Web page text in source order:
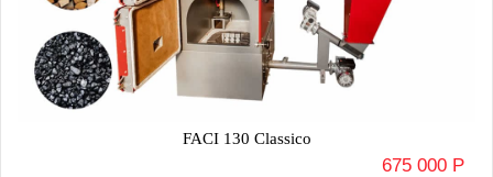
FACI 130 Classico
675 000 Р